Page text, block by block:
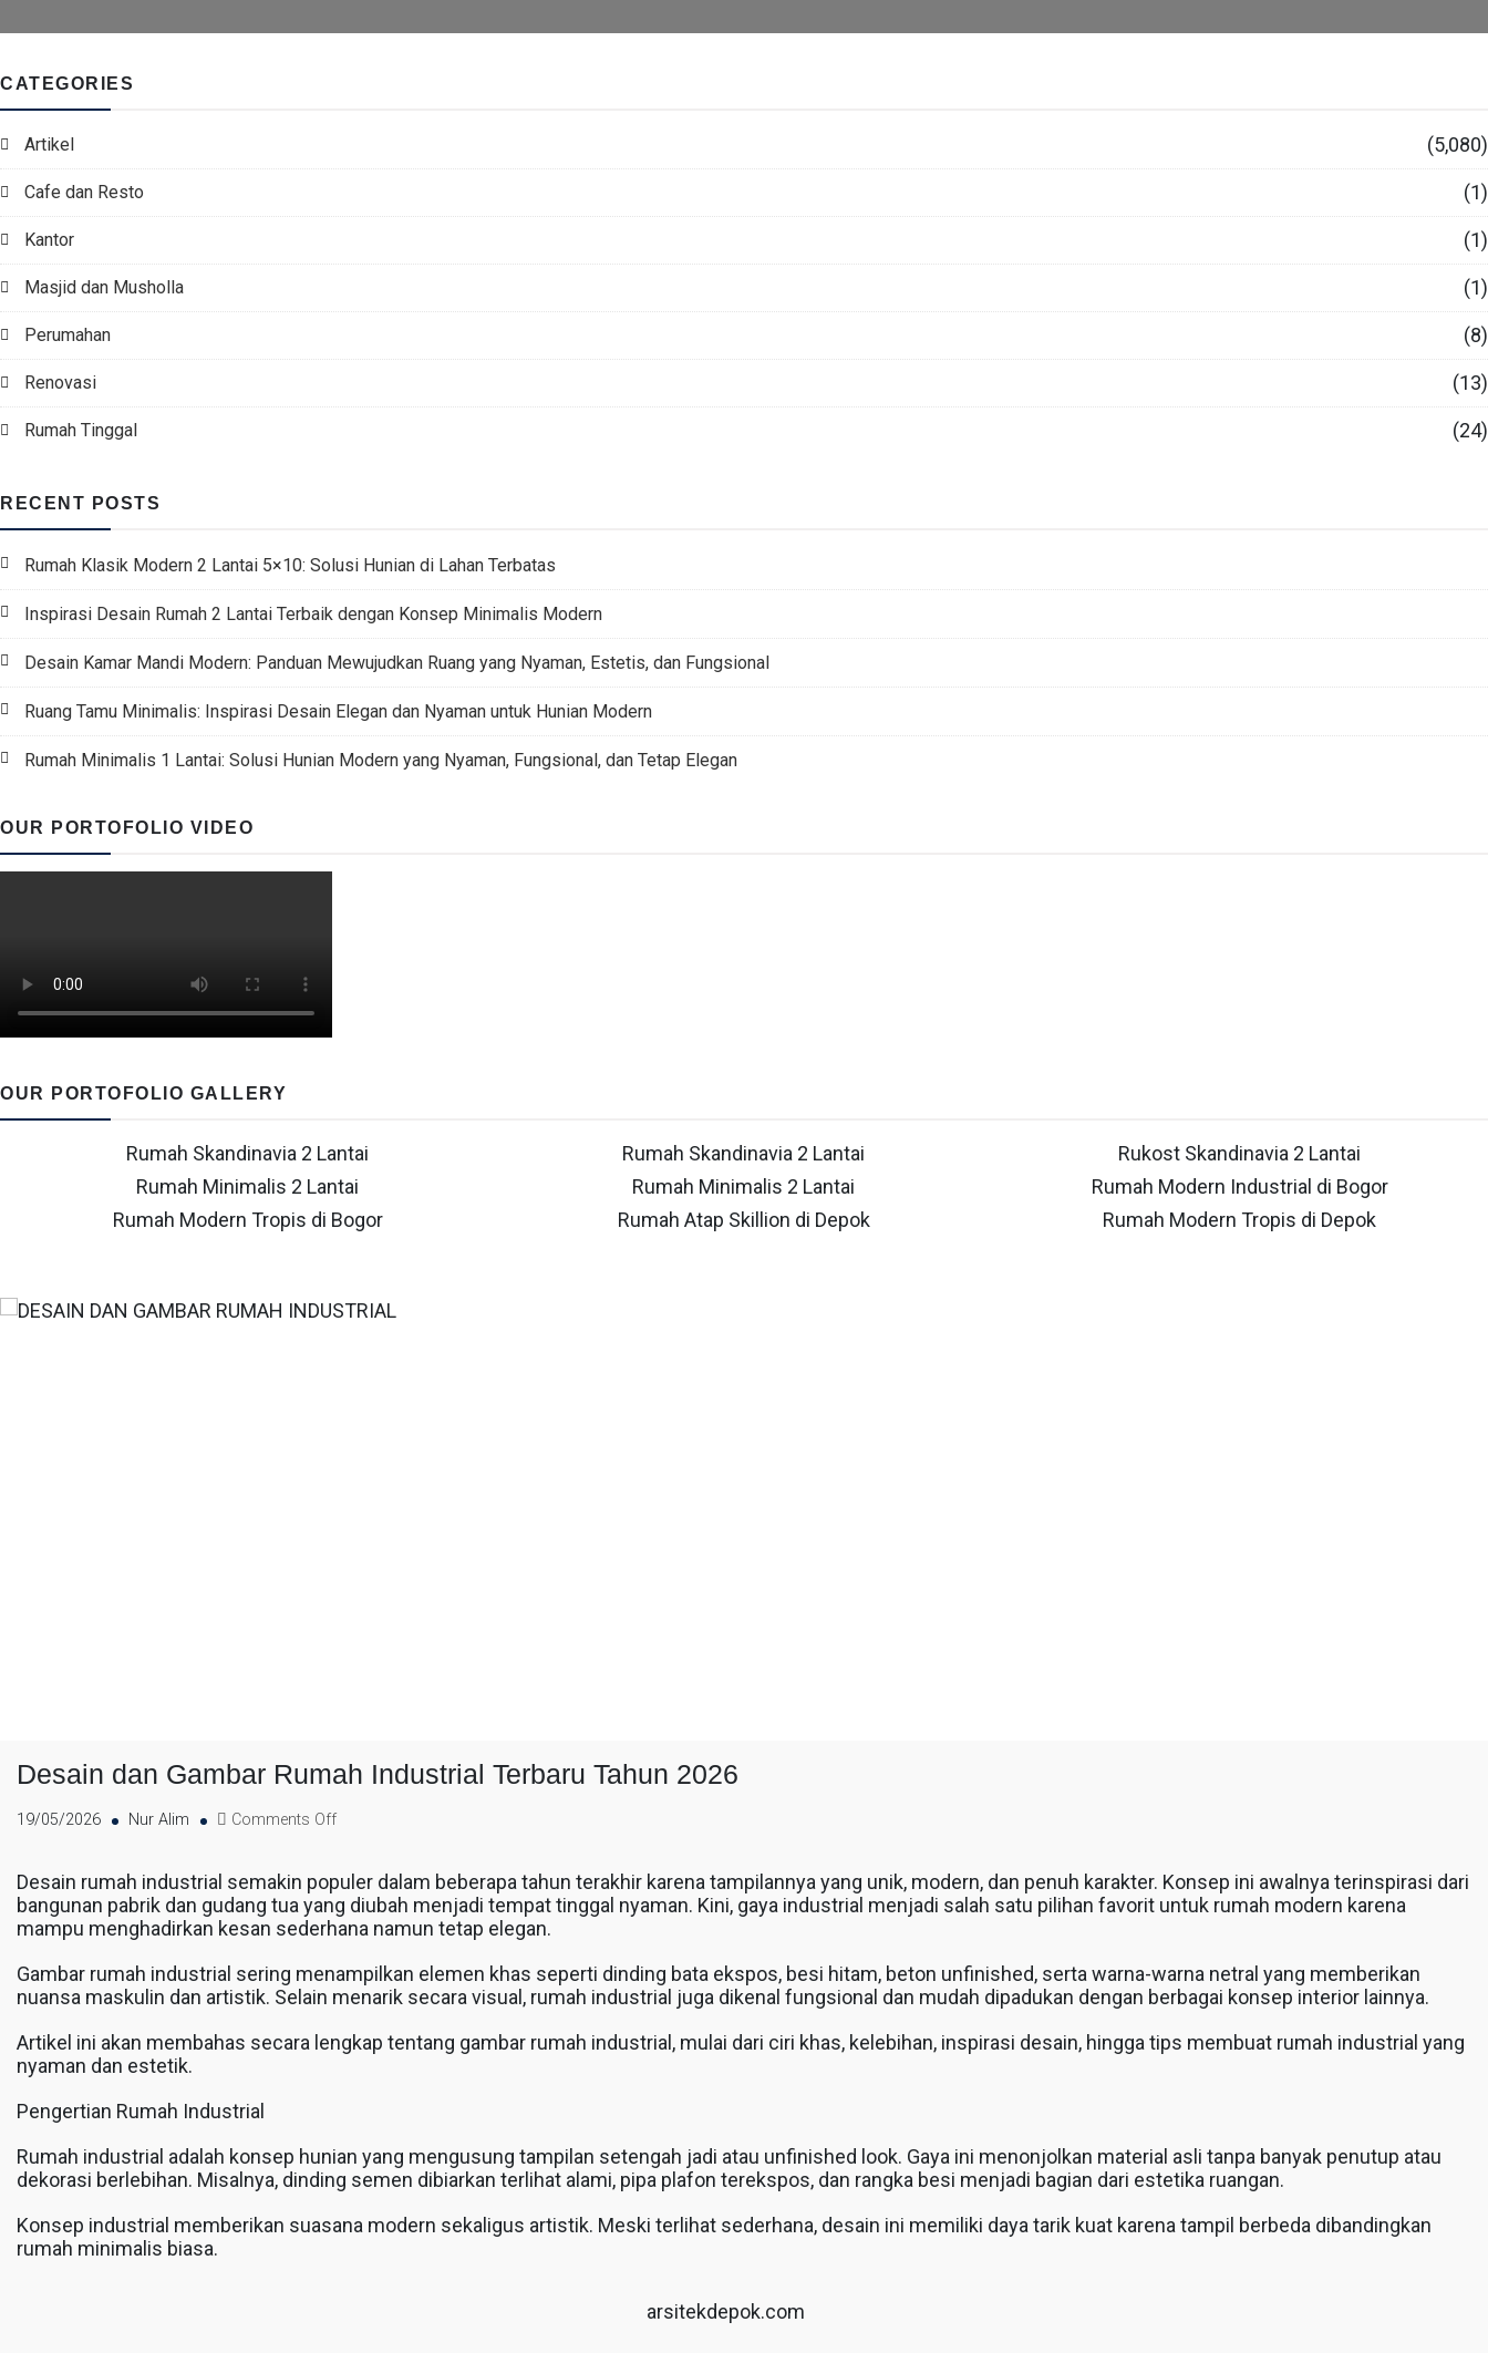
CATEGORIES
Artikel (5,080)
Cafe dan Resto (1)
Kantor (1)
Masjid dan Musholla (1)
Perumahan (8)
Renovasi (13)
Rumah Tinggal (24)
RECENT POSTS
Rumah Klasik Modern 2 Lantai 5×10: Solusi Hunian di Lahan Terbatas
Inspirasi Desain Rumah 2 Lantai Terbaik dengan Konsep Minimalis Modern
Desain Kamar Mandi Modern: Panduan Mewujudkan Ruang yang Nyaman, Estetis, dan Fungsional
Ruang Tamu Minimalis: Inspirasi Desain Elegan dan Nyaman untuk Hunian Modern
Rumah Minimalis 1 Lantai: Solusi Hunian Modern yang Nyaman, Fungsional, dan Tetap Elegan
OUR PORTOFOLIO VIDEO
OUR PORTOFOLIO GALLERY
Rumah Skandinavia 2 Lantai Rumah Skandinavia 2 Lantai
Rukost Skandinavia 2 Lantai
Rumah Minimalis 2 Lantai
Rumah Minimalis 2 Lantai
Rumah Modern Industrial di Bogor
Rumah Modern Tropis di Bogor
Rumah Atap Skillion di Depok Rumah Modern Tropis di Depok
Desain dan Gambar Rumah Industrial Terbaru Tahun 2026
19/05/2026 Nur Alim Comments Off
Desain rumah industrial semakin populer dalam beberapa tahun terakhir karena tampilannya yang unik, modern, dan penuh karakter. Konsep ini awalnya terinspirasi dari
bangunan pabrik dan gudang tua yang diubah menjadi tempat tinggal nyaman. Kini, gaya industrial menjadi salah satu pilihan favorit untuk rumah modern karena
mampu menghadirkan kesan sederhana namun tetap elegan.
Gambar rumah industrial sering menampilkan elemen khas seperti dinding bata ekspos, besi hitam, beton unfinished, serta warna-warna netral yang memberikan
nuansa maskulin dan artistik. Selain menarik secara visual, rumah industrial juga dikenal fungsional dan mudah dipadukan dengan berbagai konsep interior lainnya.
Artikel ini akan membahas secara lengkap tentang gambar rumah industrial, mulai dari ciri khas, kelebihan, inspirasi desain, hingga tips membuat rumah industrial yang
nyaman dan estetik.
Pengertian Rumah Industrial
Rumah industrial adalah konsep hunian yang mengusung tampilan setengah jadi atau unfinished look. Gaya ini menonjolkan material asli tanpa banyak penutup atau
dekorasi berlebihan. Misalnya, dinding semen dibiarkan terlihat alami, pipa plafon terekspos, dan rangka besi menjadi bagian dari estetika ruangan.
Konsep industrial memberikan suasana modern sekaligus artistik. Meski terlihat sederhana, desain ini memiliki daya tarik kuat karena tampil berbeda dibandingkan
rumah minimalis biasa.
arsitekdepok.com